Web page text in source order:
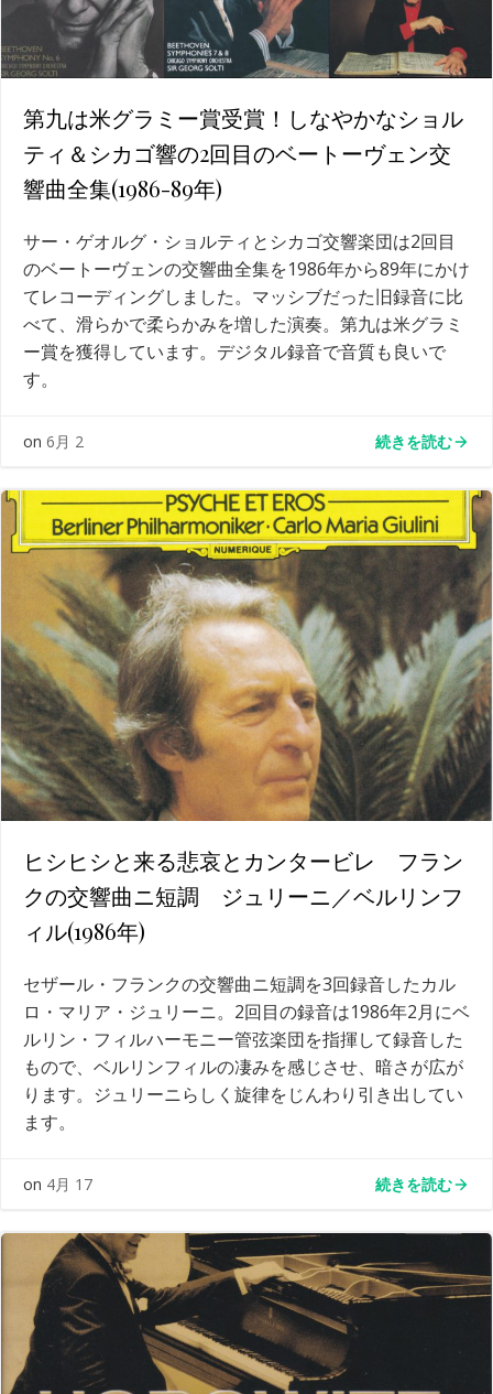
第九は米グラミー賞受賞！しなやかなショル
ティ＆シカゴ響の2回目のベートーヴェン交
響曲全集(1986-89年)
サー・ゲオルグ・ショルティとシカゴ交響楽団は2回目
のベートーヴェンの交響曲全集を1986年から89年にかけ
てレコーディングしました。マッシブだった旧録音に比
べて、滑らかで柔らかみを増した演奏。第九は米グラミ
ー賞を獲得しています。デジタル録音で音質も良いで
す。
on 6月 2 続きを読む
ヒシヒシと来る悲哀とカンタービレ フラン
クの交響曲ニ短調 ジュリーニ／ベルリンフ
ィル(1986年)
セザール・フランクの交響曲ニ短調を3回録音したカル
ロ・マリア・ジュリーニ。2回目の録音は1986年2月にベ
ルリン・フィルハーモニー管弦楽団を指揮して録音した
もので、ベルリンフィルの凄みを感じさせ、暗さが広が
ります。ジュリーニらしく旋律をじんわり引き出してい
ます。
on 4月 17 続きを読む